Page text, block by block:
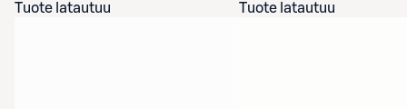
Tuote latautuu
Tuote latautuu